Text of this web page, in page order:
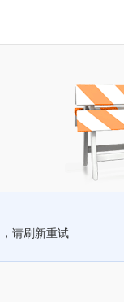
请刷新重试